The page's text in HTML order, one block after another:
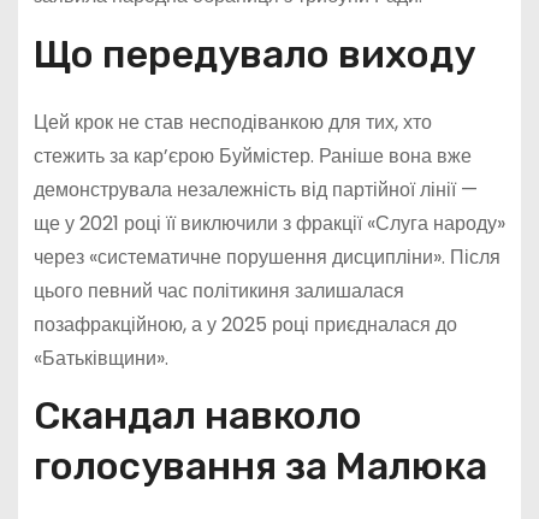
Що передувало виходу
Цей крок не став несподіванкою для тих, хто
стежить за кар’єрою Буймістер. Раніше вона вже
демонструвала незалежність від партійної лінії —
ще у 2021 році її виключили з фракції «Слуга народу»
через «систематичне порушення дисципліни». Після
цього певний час політикиня залишалася
позафракційною, а у 2025 році приєдналася до
«Батьківщини».
Скандал навколо
голосування за Малюка